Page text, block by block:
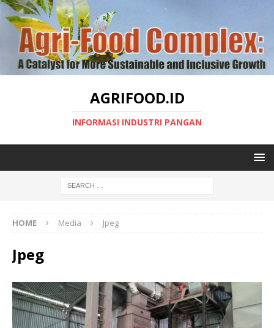
AGRIFOOD.ID
INFORMASI INDUSTRI PANGAN
HOME Media Jpeg
Jpeg